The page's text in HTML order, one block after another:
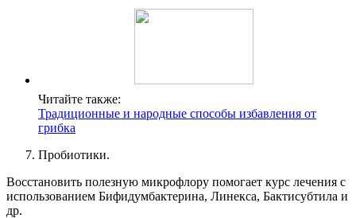
Читайте также:
Традиционные и народные способы избавления от
грибка
Пробиотики.
Восстановить полезную микрофлору помогает курс лечения с
использованием Бифидумбактерина, Линекса, Бактисубтила и
др.